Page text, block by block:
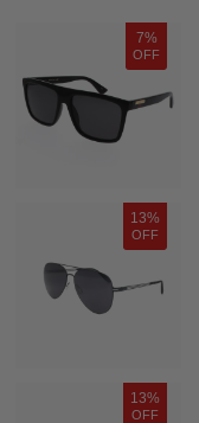
7%
OFF
13%
OFF
13%
OFF